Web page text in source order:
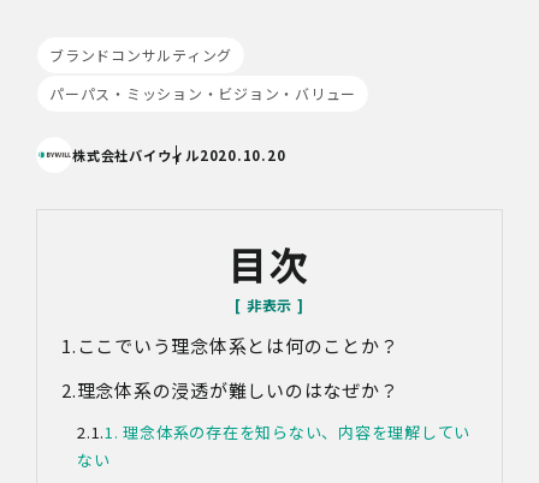
ブランドコンサルティング
パーパス・ミッション・ビジョン・バリュー
株式会社バイウィル2020.10.20
目次
ここでいう理念体系とは何のことか？
理念体系の浸透が難しいのはなぜか？
1. 理念体系の存在を知らない、内容を理解してい
ない